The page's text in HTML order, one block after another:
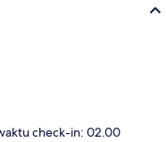
check-in: 02.00